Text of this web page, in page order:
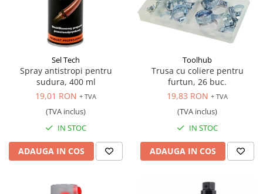
Sel Tech
Spray antistropi pentru
sudura, 400 ml
19,01 RON + TVA
(TVA inclus)
IN STOC
ADAUGA IN COS
Toolhub
Trusa cu coliere pentru
furtun, 26 buc.
19,83 RON + TVA
(TVA inclus)
IN STOC
ADAUGA IN COS